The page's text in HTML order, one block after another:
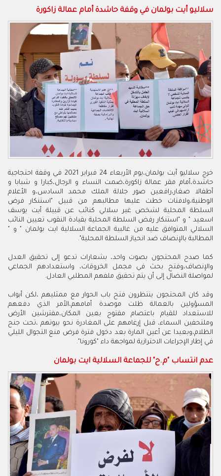
سلاليو أيت بولمان في وقفة حاشدة أمام عمالة زاكورة
خرج سلاليو أيت بولمان،يوم الأربعاء 24 فبراير 2021 في وقفة احتجاجية
حاشدة،أمام مقر عمالة زاكورة،ضمت النساء و الرجال،كبارا و شبابا و
أطفالا صغار،رافعين صور جلالة الملك محمد السادس،و الأعلام
الوطنية،ولافتات خطت عليها مطالبهم من قبيل "استنكار فرض
السلطة المحلية لشخص غير سلالي كنائب عن قبيلة أيت يوسف
اسعيد " و "استنكار رفض السلطة المحلية بقيادة النقوب تعيين النائب
السلالي المتوافق عليه من غالبية الجماعة السلالية ايت بولمان " و "
المطالبة بالإنصاف ضد انحياز السلطة المحلية".
كما صدح المحتجون بصوت واحد، بشعارات تدعو إلى تحقيق العدل
والإنصاف،وفتح بحث في مجمل الخروقات، واستعدادهم الجماعي
لمواصلة النضال إلى أن يتم تحقيق ملفهم المطلبي العادل.
وقد كان المحتجون ينتظرون فتح باب الحوار مع ممثليهم ،لكن أبواب
المسؤولين بالعمالة ظلت موصدة أمامهم،الأمر الذي دفعهم
للاستعداد للقيام باعتصام مفتوح بعين المكان،مفترشين الأرض
وملتحفين السماء، قبل إرغامهم على المغادرة نحو بيوتهم ،تحت جنح
الظلام،وبعيدا عن أعين المارة بعد دخول فترة فرض منع التجوال الليلي
في إطار الإجراءات الاحترازية لمواجهة داء "كورونا".
عدم انتساب "م.ح" للجماعة السلالية ايت بولمان